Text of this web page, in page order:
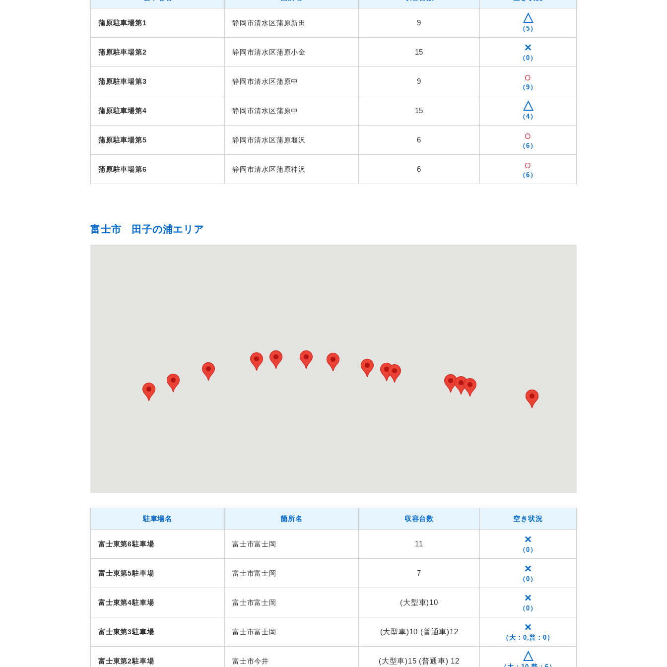
蒲原駐車場第1 静岡市清水区蒲原新田 9 △
（5）
蒲原駐車場第2 静岡市清水区蒲原小金 15 ×
（0）
蒲原駐車場第3 静岡市清水区蒲原中 9 ○
（9）
蒲原駐車場第4 静岡市清水区蒲原中 15 △
（4）
蒲原駐車場第5 静岡市清水区蒲原堰沢 6 ○
（6）
蒲原駐車場第6 静岡市清水区蒲原神沢 6 ○
（6）
富士市 田子の浦エリア
駐車場名 箇所名 収容台数 空き状況
富士東第6駐車場 富士市富士岡 11 ×
（0）
富士東第5駐車場 富士市富士岡 7 ×
（0）
富士東第4駐車場 富士市富士岡 (大型車)10 ×
（0）
富士東第3駐車場 富士市富士岡 (大型車)10 (普通車)12 ×
（大：0,普：0）
富士東第2駐車場 富士市今井 (大型車)15 (普通車) 12 △